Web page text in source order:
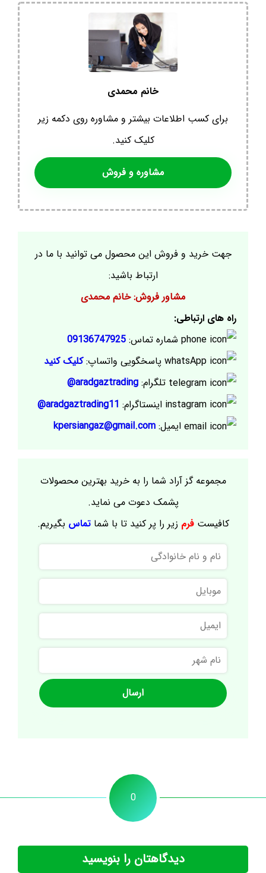
خانم محمدی
برای کسب اطلاعات بیشتر و مشاوره روی دکمه زیر
کلیک کنید.
مشاوره و فروش
جهت خرید و فروش این محصول می توانید با ما در
ارتباط باشید:
مشاور فروش: خانم محمدی
راه های ارتباطی:
شماره تماس: 09136747925
پاسخگویی واتساپ:کلیک کنید
تلگرام: aradgaztrading@
اینستاگرام: aradgaztrading11@
ایمیل: kpersiangaz@gmail.com
مجموعه گز آراد شما را به خرید بهترین محصولات
پشمک دعوت می نماید.
کافیستفرم زیر را پر کنید تا با شماتماس بگیریم.
نام
و
نام
خانوادگی
موبایل
ایمیل
نام
شهر
0
دیدگاهتان را بنویسید